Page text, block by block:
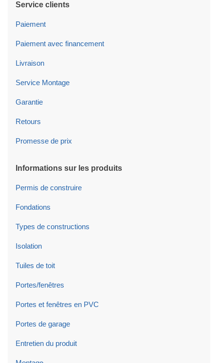
Service clients
Paiement
Paiement avec financement
Livraison
Service Montage
Garantie
Retours
Promesse de prix
Informations sur les produits
Permis de construire
Fondations
Types de constructions
Isolation
Tuiles de toit
Portes/fenêtres
Portes et fenêtres en PVC
Portes de garage
Entretien du produit